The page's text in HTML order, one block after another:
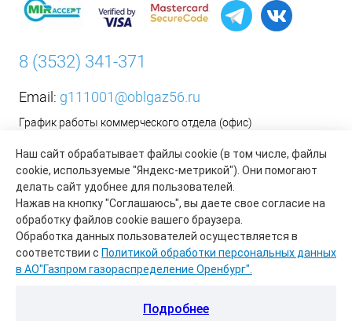
Наш сайт обрабатывает файлы cookie (в том числе, файлы
cookie, используемые "Яндекс-метрикой"). Они помогают
делать сайт удобнее для пользователей.
Нажав на кнопку "Соглашаюсь", вы даете свое согласие на
обработку файлов cookie вашего браузера.
Обработка данных пользователей осуществляется в
соответствии с Политикой обработки персональных данных
в АО"Газпром газораспределение Оренбург".
Подробнее
8 (3532) 341-371
Email: g111001@oblgaz56.ru
График работы коммерческого отдела (офис)
Сб-Вс: Выходной
__________________________________________
Оформить заявку на установку бытового газового
оборудования возможно на сайте организации АО «Газпром
газораспределение Оренбург»:
https://www.oblgaz56.ru/